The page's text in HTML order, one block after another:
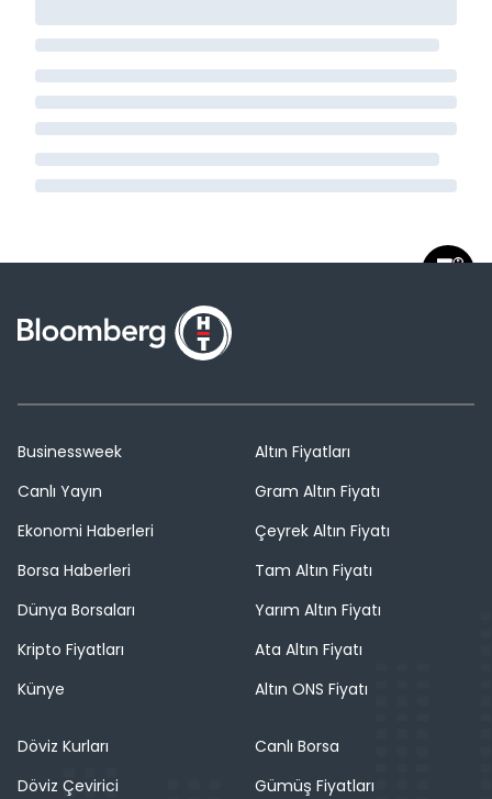
Businessweek
Canlı Yayın
Ekonomi Haberleri
Borsa Haberleri
Dünya Borsaları
Kripto Fiyatları
Künye
Altın Fiyatları
Gram Altın Fiyatı
Çeyrek Altın Fiyatı
Tam Altın Fiyatı
Yarım Altın Fiyatı
Ata Altın Fiyatı
Altın ONS Fiyatı
Döviz Kurları
Döviz Çevirici
Canlı Borsa
Gümüş Fiyatları